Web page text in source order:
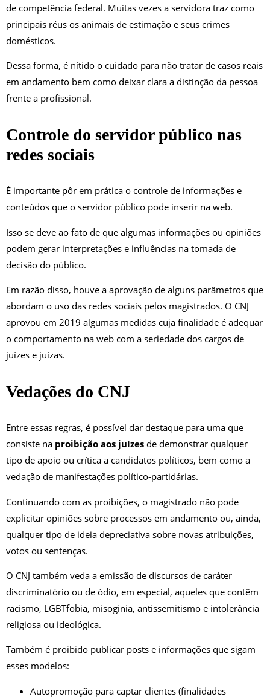
de competência federal. Muitas vezes a servidora traz como
principais réus os animais de estimação e seus crimes
domésticos.
Dessa forma, é nítido o cuidado para não tratar de casos reais
em andamento bem como deixar clara a distinção da pessoa
frente a profissional.
Controle do servidor público nas
redes sociais
É importante pôr em prática o controle de informações e
conteúdos que o servidor público pode inserir na web.
Isso se deve ao fato de que algumas informações ou opiniões
podem gerar interpretações e influências na tomada de
decisão do público.
Em razão disso, houve a aprovação de alguns parâmetros que
abordam o uso das redes sociais pelos magistrados. O CNJ
aprovou em 2019 algumas medidas cuja finalidade é adequar
o comportamento na web com a seriedade dos cargos de
juízes e juízas.
Vedações do CNJ
Entre essas regras, é possível dar destaque para uma que
consiste na proibição aos juízes de demonstrar qualquer
tipo de apoio ou crítica a candidatos políticos, bem como a
vedação de manifestações político-partidárias.
Continuando com as proibições, o magistrado não pode
explicitar opiniões sobre processos em andamento ou, ainda,
qualquer tipo de ideia depreciativa sobre novas atribuições,
votos ou sentenças.
O CNJ também veda a emissão de discursos de caráter
discriminatório ou de ódio, em especial, aqueles que contêm
racismo, LGBTfobia, misoginia, antissemitismo e intolerância
religiosa ou ideológica.
Também é proibido publicar posts e informações que sigam
esses modelos:
Autopromoção para captar clientes (finalidades